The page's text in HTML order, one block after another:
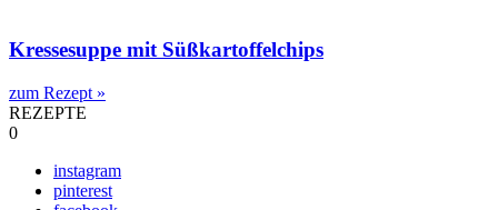
Kressesuppe mit Süßkartoffelchips
zum Rezept »
REZEPTE
0
instagram
pinterest